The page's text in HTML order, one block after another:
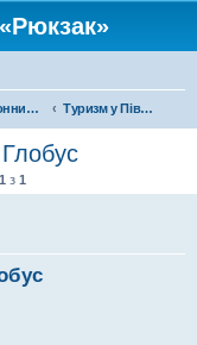
Закордонний туризм Туризм у Північній Америці
1 з 1